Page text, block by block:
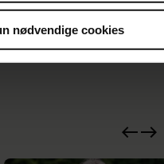
nødvendige cookies